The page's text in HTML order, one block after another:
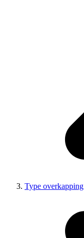
Type overkapping